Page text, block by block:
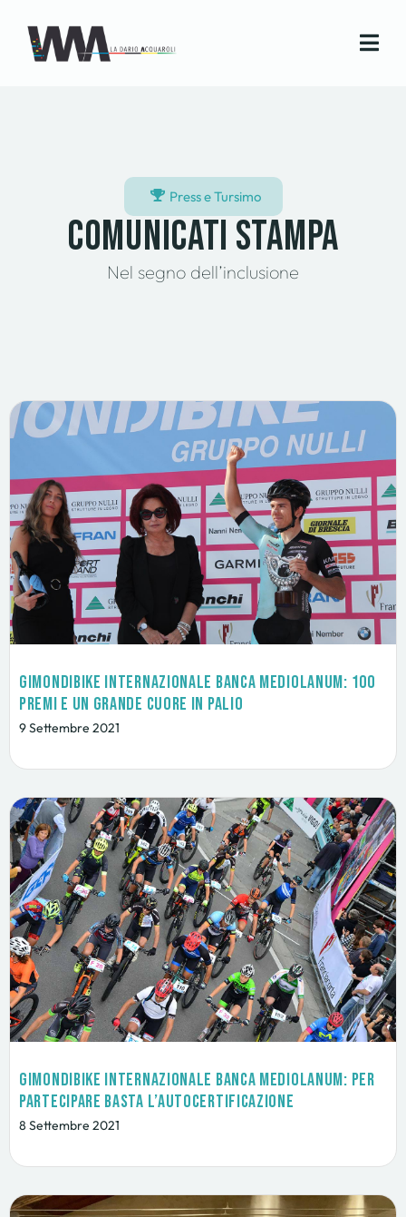
Press e Tursimo
Comunicati stampa
Nel segno dell’inclusione
GimondiBike Internazionale Banca Mediolanum: 100
premi e un grande cuore in palio
9 Settembre 2021
GimondiBike Internazionale Banca Mediolanum: per
partecipare basta l’autocertificazione
8 Settembre 2021